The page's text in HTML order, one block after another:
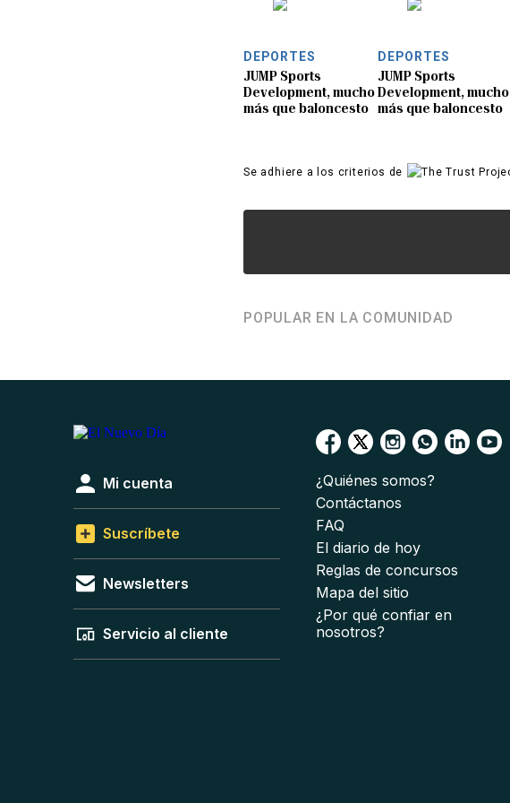
DEPORTES
JUMP Sports
Development, mucho
más que baloncesto
DEPORTES
JUMP Sports
Development, mucho
más que baloncesto
Se adhiere a los criterios de
POPULAR EN LA COMUNIDAD
Mi cuenta
Suscríbete
Newsletters
Servicio al cliente
¿Quiénes somos?
Contáctanos
FAQ
El diario de hoy
Reglas de concursos
Mapa del sitio
¿Por qué confiar en
nosotros?